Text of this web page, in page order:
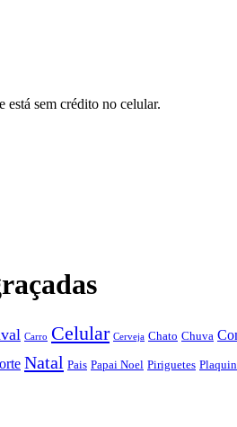
está sem crédito no celular.
Carro Celular Cerveja Chato Chuva
Natal Pais Papai Noel Piriguetes